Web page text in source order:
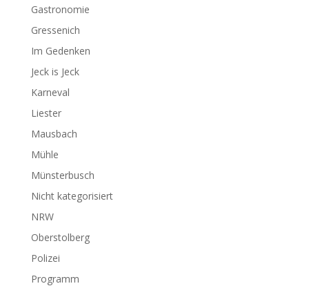
Gastronomie
Gressenich
Im Gedenken
Jeck is Jeck
Karneval
Liester
Mausbach
Mühle
Münsterbusch
Nicht kategorisiert
NRW
Oberstolberg
Polizei
Programm